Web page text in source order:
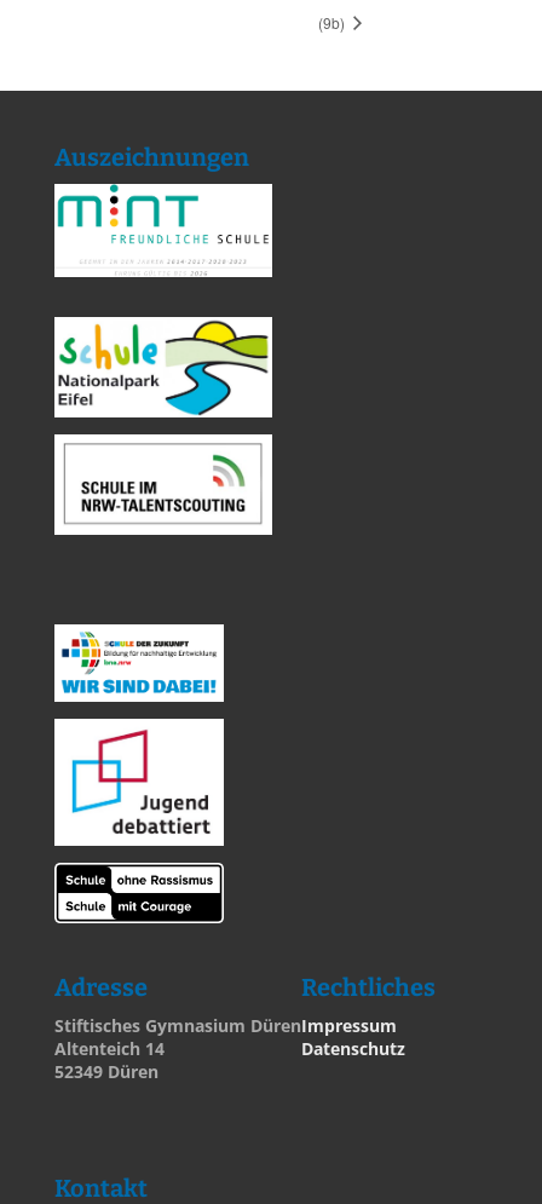
(9b)
Auszeichnungen
Adresse
Stiftisches Gymnasium Düren
Altenteich 14
52349 Düren
Rechtliches
Impressum
Datenschutz
Kontakt